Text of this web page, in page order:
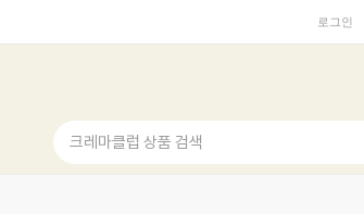
로그인
크레마클럽 상품 검색